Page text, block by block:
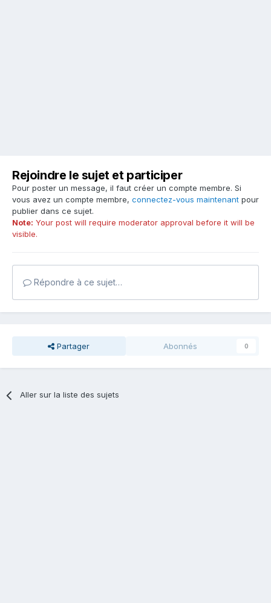
Rejoindre le sujet et participer
Pour poster un message, il faut créer un compte membre. Si
vous avez un compte membre, connectez-vous maintenant pour
publier dans ce sujet.
Note: Your post will require moderator approval before it will be
visible.
Répondre à ce sujet…
Partager Abonnés 0
Aller sur la liste des sujets